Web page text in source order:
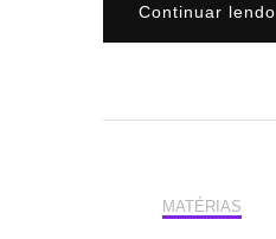
Continuar lendo
MATÉRIAS